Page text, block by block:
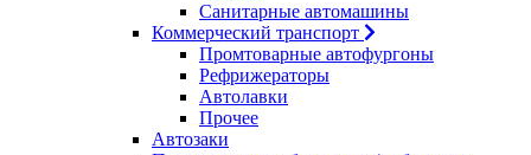
Санитарные автомашины
Коммерческий транспорт
Промтоварные автофургоны
Рефрижераторы
Автолавки
Прочее
Автозаки